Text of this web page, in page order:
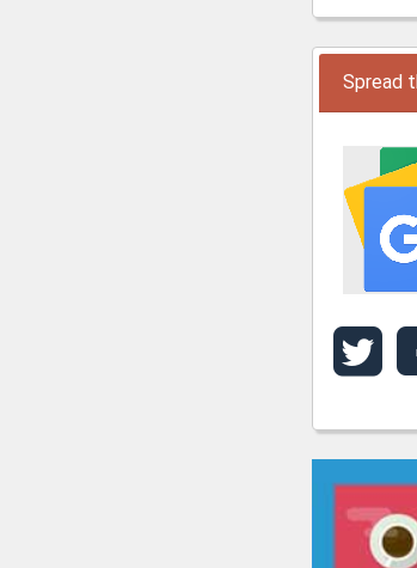
Spread